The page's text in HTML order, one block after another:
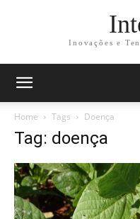
Inovações e
Home Tags Doença
Tag: doença